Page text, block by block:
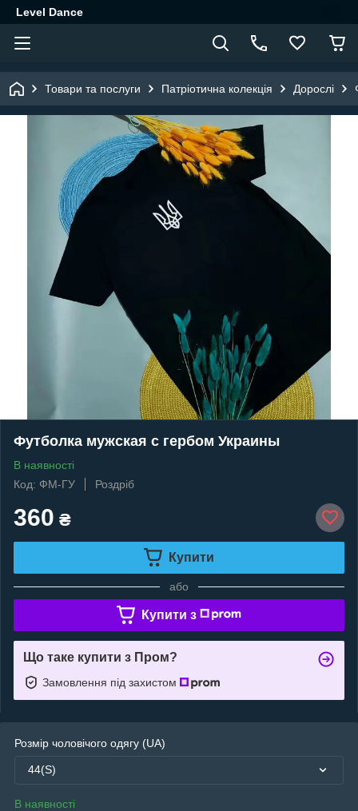
Level Dance
Товари та послуги Патріотична колекція Дорослі
Футболка мужская с гербом Украины
В наявності
Код: ФМ-ГУ
Роздріб
360 ₴
Купити
або
Купити з
Що таке купити з Пром?
Замовлення під захистом
Розмір чоловічого одягу (UA)
44(S)
В наявності